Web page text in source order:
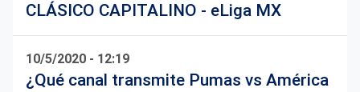
CLÁSICO CAPITALINO - eLiga MX
10/5/2020 - 12:19
¿Qué canal transmite Pumas vs América